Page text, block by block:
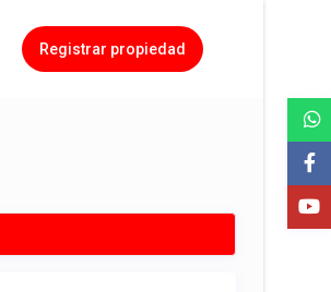
Registrar propiedad